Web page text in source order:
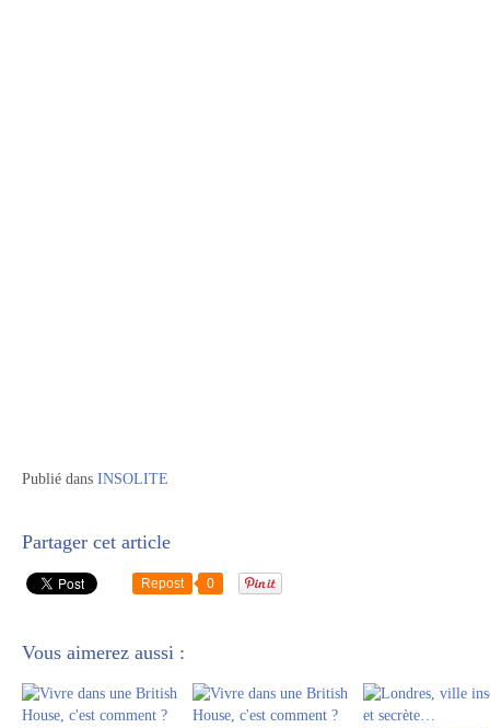
Publié dans INSOLITE
Partager cet article
Repost 0
Vous aimerez aussi :